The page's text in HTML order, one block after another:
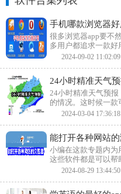
手机哪款浏览器好
很多浏览器app要不
多用户都追求一款好
在这里小编整理了
2024-09-02 11:02:09
24小时精准天气
24小时精准天气预
的情况。这时候一款
这次我们帮大家整
2024-03-04 17:36:18
能打开各种网站
小编在这款专题内为
这些软件都是可以帮
件，拥有非常强大
2024-08-29 13:44:50